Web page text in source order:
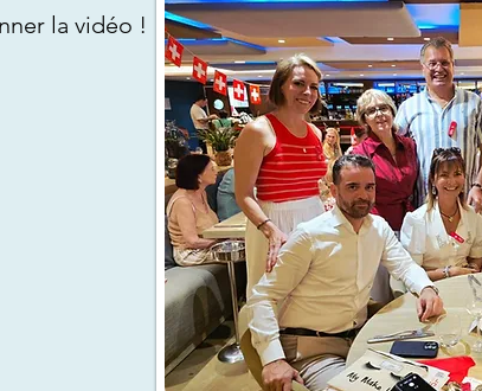
la vidéo !